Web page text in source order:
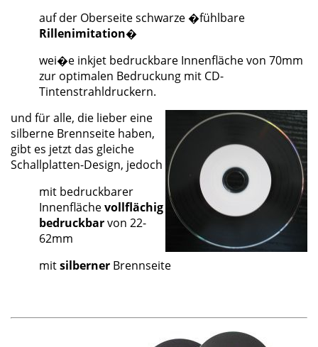
auf der Oberseite schwarze �fühlbare
Rillenimitation�
wei�e inkjet bedruckbare Innenfläche von 70mm
zur optimalen Bedruckung mit CD-
Tintenstrahldruckern.
und für alle, die lieber eine
silberne Brennseite haben,
gibt es jetzt das gleiche
Schallplatten-Design, jedoch
mit bedruckbarer
Innenflächevollflächig
bedruckbarvon 22-
62mm
mitsilberner Brennseite